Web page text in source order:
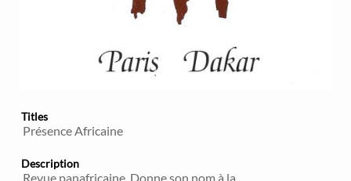
Titles
Présence Africaine
Description
Revue panafricaine. Donne son nom à la